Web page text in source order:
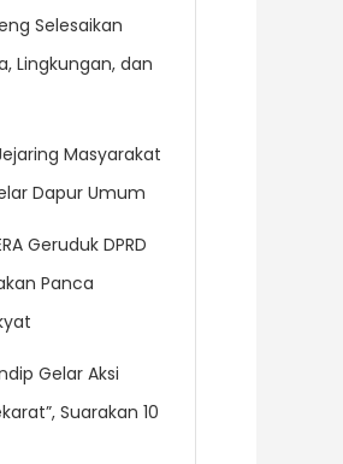
Selesaikan
Lingkungan, dan
Masyarakat
Dapur Umum
Geruduk DPRD
Panca
Gelar Aksi
Suarakan 10